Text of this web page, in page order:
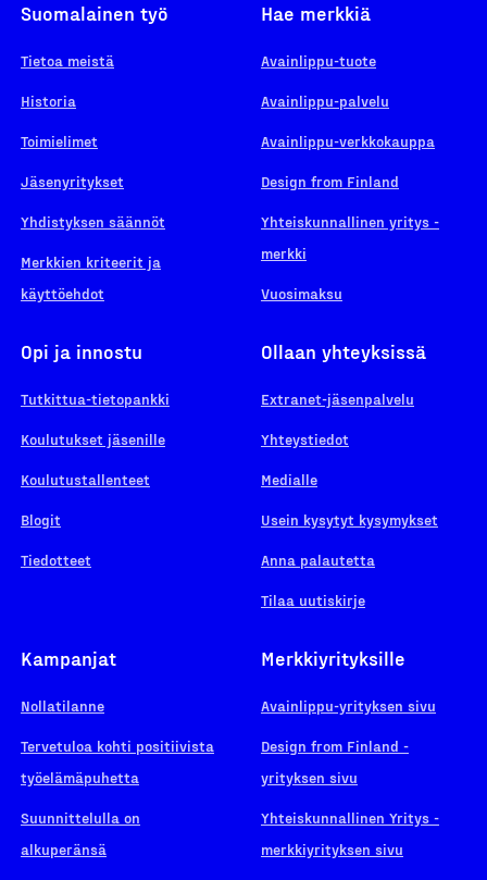
Suomalainen työ
Tietoa meistä
Historia
Toimielimet
Jäsenyritykset
Yhdistyksen säännöt
Merkkien kriteerit ja
käyttöehdot
Hae merkkiä
Avainlippu-tuote
Avainlippu-palvelu
Avainlippu-verkkokauppa
Design from Finland
Yhteiskunnallinen yritys -
merkki
Vuosimaksu
Opi ja innostu
Tutkittua-tietopankki
Koulutukset jäsenille
Koulutustallenteet
Blogit
Tiedotteet
Ollaan yhteyksissä
Extranet-jäsenpalvelu
Yhteystiedot
Medialle
Usein kysytyt kysymykset
Anna palautetta
Tilaa uutiskirje
Kampanjat
Nollatilanne
Tervetuloa kohti positiivista
työelämäpuhetta
Suunnittelulla on
alkuperänsä
Merkkiyrityksille
Avainlippu-yrityksen sivu
Design from Finland -
yrityksen sivu
Yhteiskunnallinen Yritys -
merkkiyrityksen sivu